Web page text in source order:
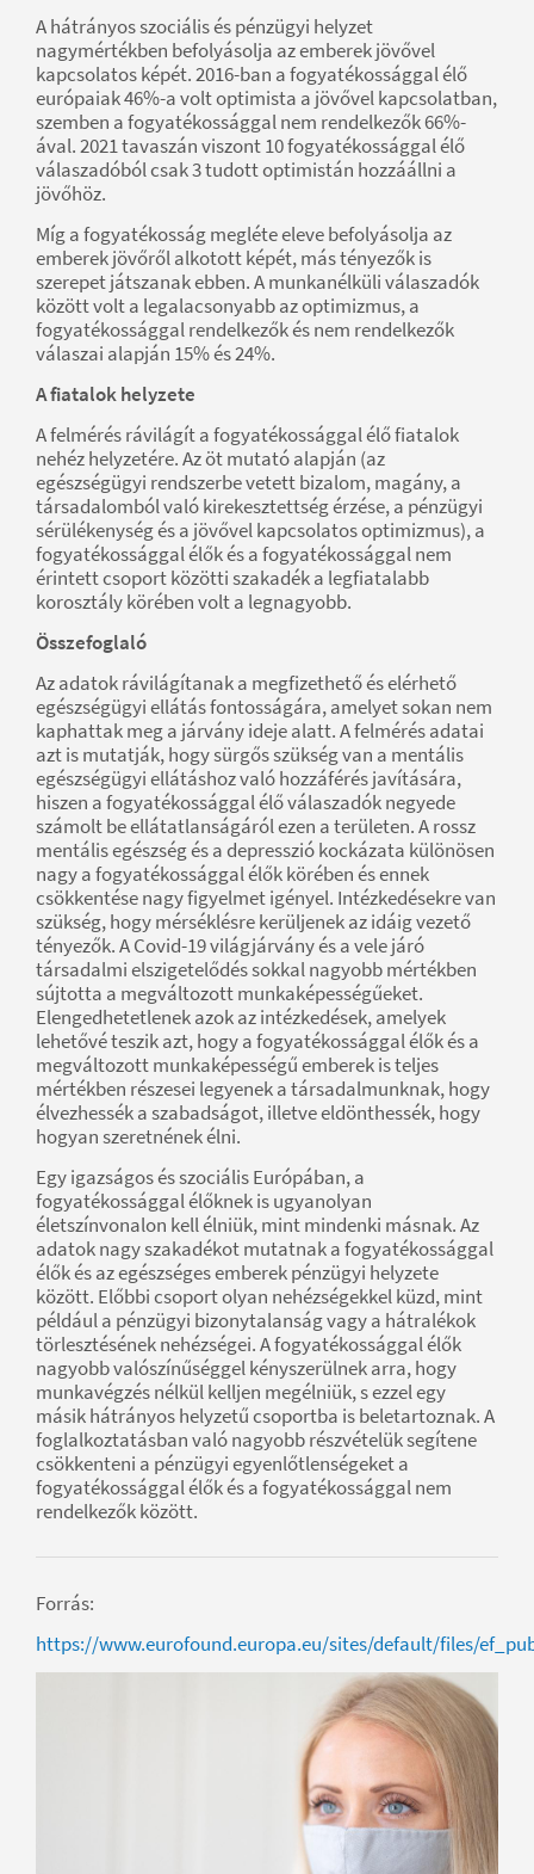
A hátrányos szociális és pénzügyi helyzet
nagymértékben befolyásolja az emberek jövővel
kapcsolatos képét. 2016-ban a fogyatékossággal élő
európaiak 46%-a volt optimista a jövővel kapcsolatban,
szemben a fogyatékossággal nem rendelkezők 66%-
ával. 2021 tavaszán viszont 10 fogyatékossággal élő
válaszadóból csak 3 tudott optimistán hozzáállni a
jövőhöz.
Míg a fogyatékosság megléte eleve befolyásolja az
emberek jövőről alkotott képét, más tényezők is
szerepet játszanak ebben. A munkanélküli válaszadók
között volt a legalacsonyabb az optimizmus, a
fogyatékossággal rendelkezők és nem rendelkezők
válaszai alapján 15% és 24%.
A fiatalok helyzete
A felmérés rávilágít a fogyatékossággal élő fiatalok
nehéz helyzetére. Az öt mutató alapján (az
egészségügyi rendszerbe vetett bizalom, magány, a
társadalomból való kirekesztettség érzése, a pénzügyi
sérülékenység és a jövővel kapcsolatos optimizmus), a
fogyatékossággal élők és a fogyatékossággal nem
érintett csoport közötti szakadék a legfiatalabb
korosztály körében volt a legnagyobb.
Összefoglaló
Az adatok rávilágítanak a megfizethető és elérhető
egészségügyi ellátás fontosságára, amelyet sokan nem
kaphattak meg a járvány ideje alatt. A felmérés adatai
azt is mutatják, hogy sürgős szükség van a mentális
egészségügyi ellátáshoz való hozzáférés javítására,
hiszen a fogyatékossággal élő válaszadók negyede
számolt be ellátatlanságáról ezen a területen. A rossz
mentális egészség és a depresszió kockázata különösen
nagy a fogyatékossággal élők körében és ennek
csökkentése nagy figyelmet igényel. Intézkedésekre van
szükség, hogy mérséklésre kerüljenek az idáig vezető
tényezők. A Covid-19 világjárvány és a vele járó
társadalmi elszigetelődés sokkal nagyobb mértékben
sújtotta a megváltozott munkaképességűeket.
Elengedhetetlenek azok az intézkedések, amelyek
lehetővé teszik azt, hogy a fogyatékossággal élők és a
megváltozott munkaképességű emberek is teljes
mértékben részesei legyenek a társadalmunknak, hogy
élvezhessék a szabadságot, illetve eldönthessék, hogy
hogyan szeretnének élni.
Egy igazságos és szociális Európában, a
fogyatékossággal élőknek is ugyanolyan
életszínvonalon kell élniük, mint mindenki másnak. Az
adatok nagy szakadékot mutatnak a fogyatékossággal
élők és az egészséges emberek pénzügyi helyzete
között. Előbbi csoport olyan nehézségekkel küzd, mint
például a pénzügyi bizonytalanság vagy a hátralékok
törlesztésének nehézségei. A fogyatékossággal élők
nagyobb valószínűséggel kényszerülnek arra, hogy
munkavégzés nélkül kelljen megélniük, s ezzel egy
másik hátrányos helyzetű csoportba is beletartoznak. A
foglalkoztatásban való nagyobb részvételük segítene
csökkenteni a pénzügyi egyenlőtlenségeket a
fogyatékossággal élők és a fogyatékossággal nem
rendelkezők között.
Forrás:
https://www.eurofound.europa.eu/sites/default/files/